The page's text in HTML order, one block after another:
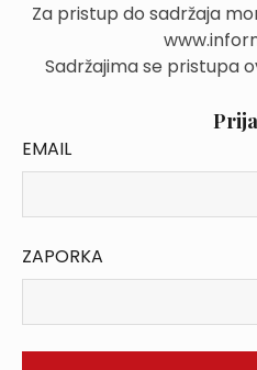
Za pristup do sadržaja
Sadržajima se pristupa
EMAIL
ZAPORKA